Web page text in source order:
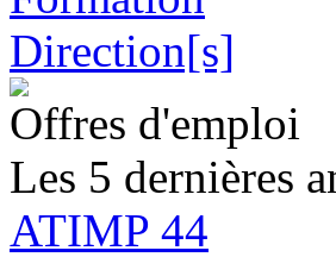
Offres d'emploi
Les 5 dernières
ATIMP 44